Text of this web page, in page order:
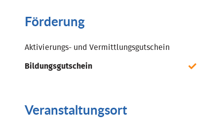
Förderung
Aktivierungs- und Vermittlungsgutschein
Bildungsgutschein
Veranstaltungsort